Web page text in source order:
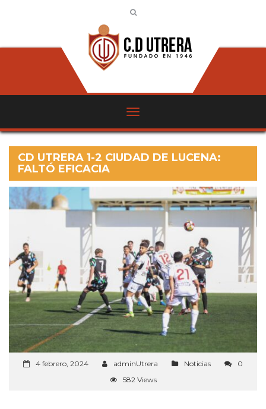
CD UTRERA 1-2 CIUDAD DE LUCENA:
FALTÓ EFICACIA
4 febrero, 2024 adminUtrera Noticias
0
582 Views